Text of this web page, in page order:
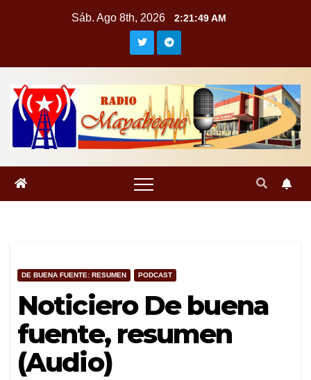
Sáb. Ago 8th, 2026 2:21:50 AM
DE BUENA FUENTE: RESUMEN PODCAST
Noticiero De buena
fuente, resumen
(Audio)